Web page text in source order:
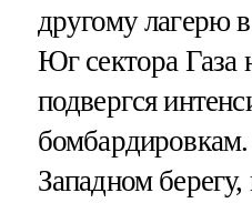
другому лагерю
Юг сектора Газа
подвергся
Западном